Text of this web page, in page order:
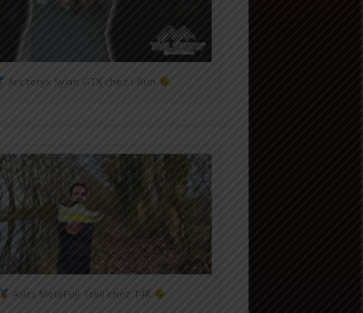
Arc'teryx Sylan GTX chez i-Run
Asics MetaFuji Trail chez T4R